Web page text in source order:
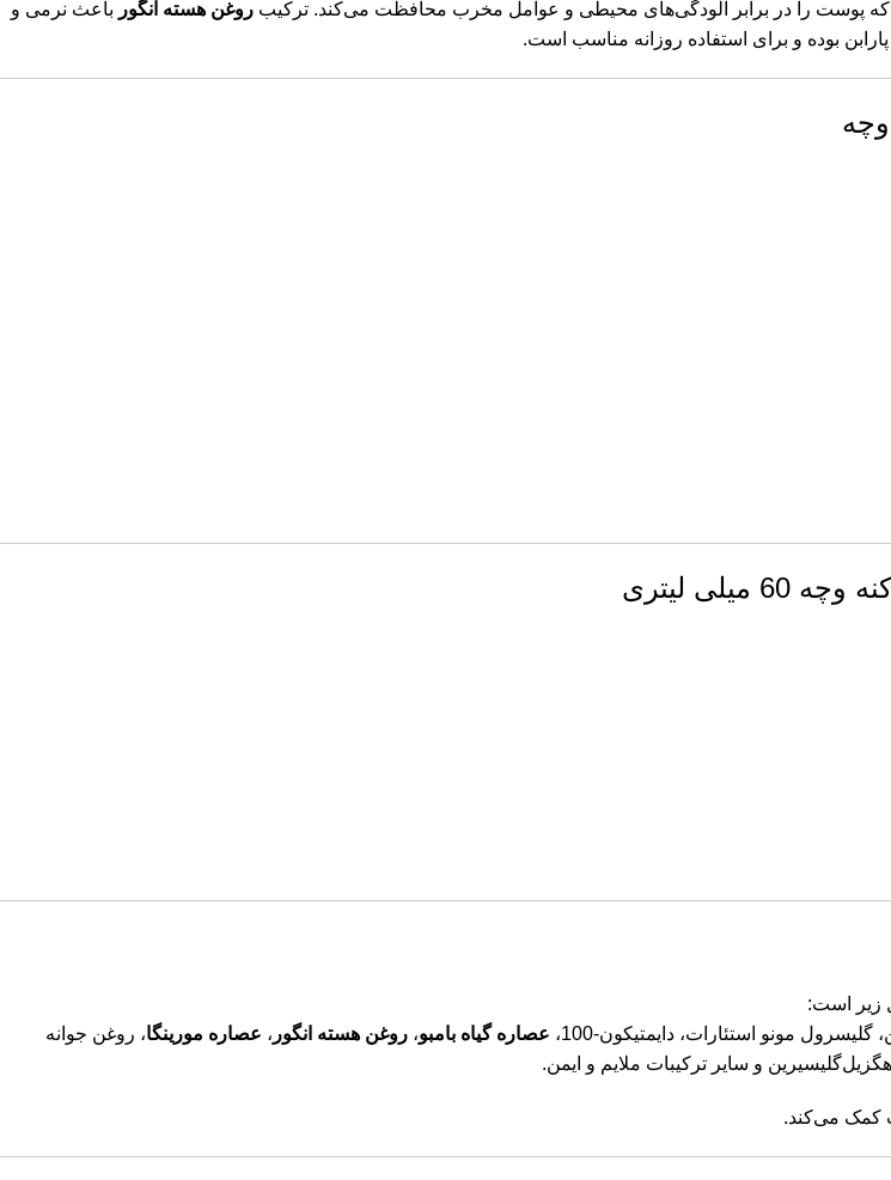
که پوست را در برابر آلودگی‌های محیطی و عوامل مخرب محافظت می‌کند. ترکیب روغن هسته انگور باعث نرمی و
بوده و برای استفاده روزانه مناسب است.
لیتری
زیر است:
مونو استئارات، دایمتیکون-100،
عصاره گیاه بامبو، روغن هسته انگور ، عصاره مورینگا، روغن جوانه
و سایر ترکیبات ملایم و ایمن.
کمک می‌کند.